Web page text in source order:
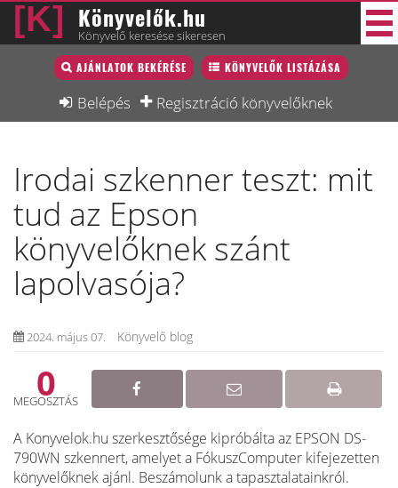
Könyvelők.hu
Könyvelő keresése sikeresen
AJÁNLATOK BEKÉRÉSE KÖNYVELŐK LISTÁZÁSA
Belépés Regisztráció könyvelőknek
Könyvelő lista
Könyvelési munkák
Interjú
Blog
Állás
Képzésnaptár
Irodai szkenner teszt: mit
tud az Epson
könyvelőknek szánt
lapolvasója?
2024. május 07. Könyvelő blog
0
MEGOSZTÁS
A Konyvelok.hu szerkesztősége kipróbálta az EPSON DS-
790WN szkennert, amelyet a FókuszComputer kifejezetten
könyvelőknek ajánl. Beszámolunk a tapasztalatainkról.